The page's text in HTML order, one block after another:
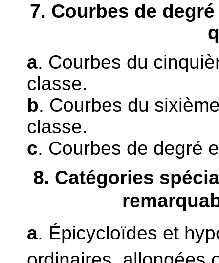
7. Courbes de
a. Courbes du
classe.
b. Courbes du
classe.
c. Courbes de degré
8. Catégories
a. Épicycloïdes et